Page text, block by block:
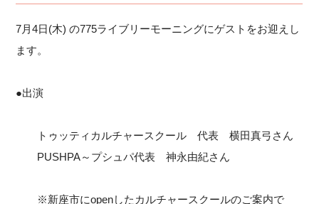
7月4日(木) の775ライブリーモーニングにゲストをお迎えし
ます。
●出演
トゥッティカルチャースクール 代表 横田真弓さん
PUSHPA～プシュパ代表 神永由紀さん
※新座市にopenしたカルチャースクールのご案内で